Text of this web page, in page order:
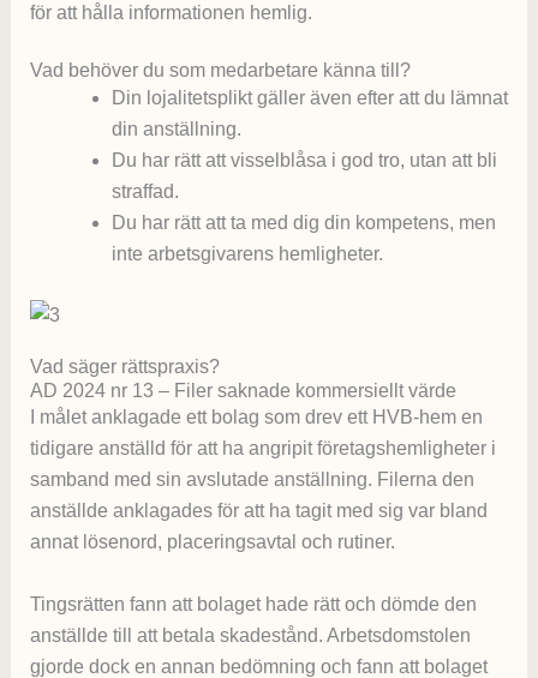
för att hålla informationen hemlig.
Vad behöver du som medarbetare känna till?
Din lojalitetsplikt gäller även efter att du lämnat
din anställning.
Du har rätt att visselblåsa i god tro, utan att bli
straffad.
Du har rätt att ta med dig din kompetens, men
inte arbetsgivarens hemligheter.
Vad säger rättspraxis?
AD 2024 nr 13 – Filer saknade kommersiellt värde
I målet anklagade ett bolag som drev ett HVB-hem en
tidigare anställd för att ha angripit företagshemligheter i
samband med sin avslutade anställning. Filerna den
anställde anklagades för att ha tagit med sig var bland
annat lösenord, placeringsavtal och rutiner.
Tingsrätten fann att bolaget hade rätt och dömde den
anställde till att betala skadestånd. Arbetsdomstolen
gjorde dock en annan bedömning och fann att bolaget